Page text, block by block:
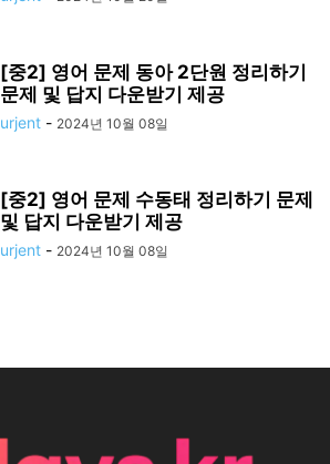
[중2] 영어 문제 동아 2단원 정리하기
문제 및 답지 다운받기 제공
urjent - 2024년 10월 08일
[중2] 영어 문제 수동태 정리하기 문제
및 답지 다운받기 제공
urjent - 2024년 10월 08일